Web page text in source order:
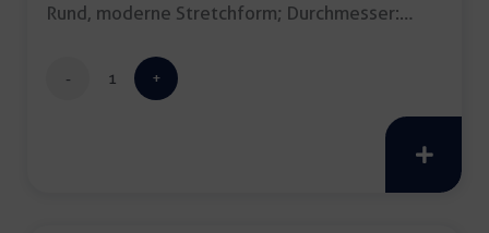
Rund, moderne Stretchform; Durchmesser:
Banketttischdecke